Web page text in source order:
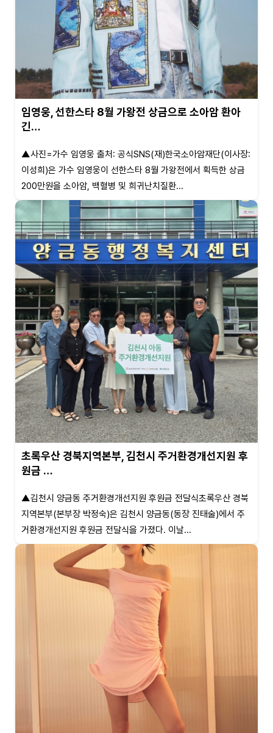
임영웅, 선한스타 8월 가왕전 상금으로 소아암 환아
긴…
▲사진=가수 임영웅 출처: 공식SNS(재)한국소아암재단(이사장:
이성희)은 가수 임영웅이 선한스타 8월 가왕전에서 획득한 상금
200만원을 소아암, 백혈병 및 희귀난치질환...
초록우산 경북지역본부, 김천시 주거환경개선지원 후
원금 …
▲김천시 양금동 주거환경개선지원 후원금 전달식초록우산 경북
지역본부(본부장 박정숙)은 김천시 양금동(동장 진태술)에서 주
거환경개선지원 후원금 전달식을 가졌다. 이날...